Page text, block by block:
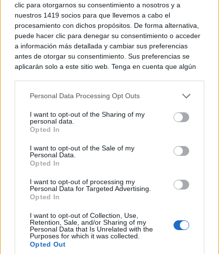
clic para otorgarnos su consentimiento a nosotros y a
nuestros 1419 socios para que llevemos a cabo el
procesamiento con dichos propósitos. De forma alternativa,
puede hacer clic para denegar su consentimiento o acceder
a información más detallada y cambiar sus preferencias
antes de otorgar su consentimiento. Sus preferencias se
aplicarán solo a este sitio web. Tenga en cuenta que algún
rechazar tal procesamiento. Puede cambiar sus preferencias
a este sitio y haciendo clic en el botón "Privacidad" en la
parte inferior de la página web.
Please note that this website/app uses one or more Google
services and may gather and store information including but
not limited to your visit or usage behaviour. You may click to
use your data for below specified purposes in below Google
consent section.
Personal Data Processing Opt Outs
I want to opt-out of the Sharing of my
personal data.
Opted In
I want to opt-out of the Sale of my
Personal Data.
Opted In
I want to opt-out of processing my
Personal Data for Targeted Advertising.
Opted In
I want to opt-out of Collection, Use,
Retention, Sale, and/or Sharing of my
Personal Data that Is Unrelated with the
Purposes for which it was collected.
Opted Out
TE RECOMENDAMOS
Corepunk MMORPG
Un verdadero MMORPG de la vieja escuela ¡Cómo los
de antes, pero mejor!